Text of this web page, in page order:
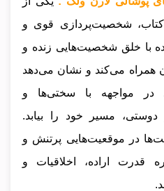
کتاب، شخصیت‌پردازی قوی و
با خلق شخصیت‌هایی زنده و
همراه می‌کند و نشان می‌دهد
در مواجهه با سختی‌ها و
مسیر خود را بیابد.
در موقعیت‌هایی پرتنش و
قدرت اراده، اخلاقیات و